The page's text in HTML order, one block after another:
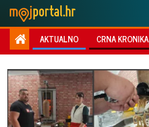
AKTUALNO CRNA KRONIKA